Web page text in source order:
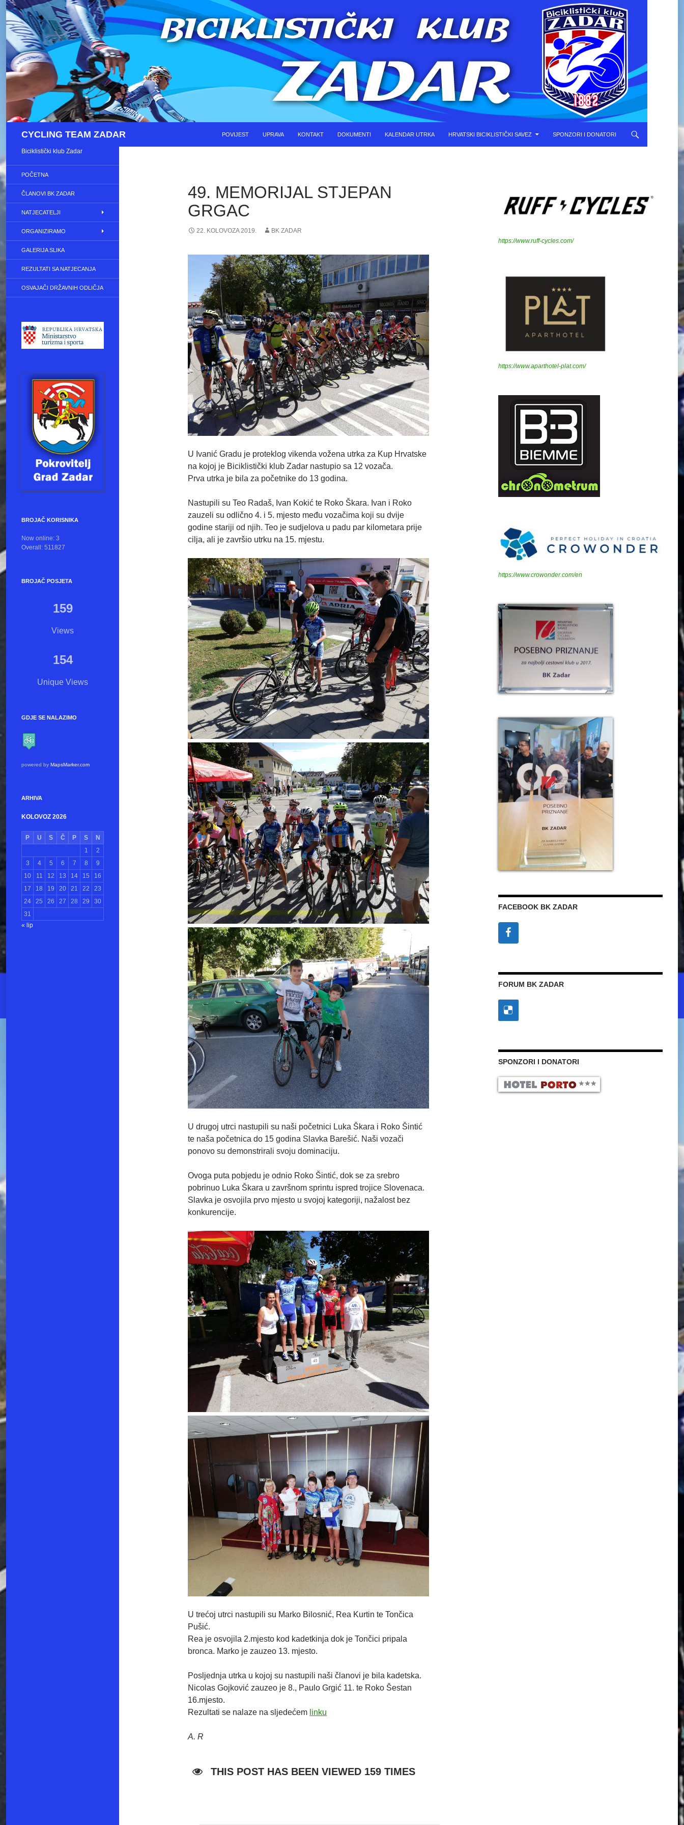
CYCLING TEAM ZADAR
POVIJEST
UPRAVA KONTAKT DOKUMENTI KALENDAR UTRKA HRVATSKI BICIKLISTIČKI SAVEZ SPONZORI I DONATORI
49. MEMORIJAL STJEPAN
GRGAC
22. KOLOVOZA 2019. BK ZADAR
U Ivanić Gradu je proteklog vikenda vožena utrka za Kup Hrvatske
na kojoj je Biciklistički klub Zadar nastupio sa 12 vozača.
Prva utrka je bila za početnike do 13 godina.
Nastupili su Teo Radaš, Ivan Kokić te Roko Škara. Ivan i Roko
zauzeli su odlično 4. i 5. mjesto među vozačima koji su dvije
godine stariji od njih. Teo je sudjelova u padu par kilometara prije
cilja, ali je završio utrku na 15. mjestu.
U drugoj utrci nastupili su naši početnici Luka Škara i Roko Šintić
te naša početnica do 15 godina Slavka Barešić. Naši vozači
ponovo su demonstrirali svoju dominaciju.
Ovoga puta pobjedu je odnio Roko Šintić, dok se za srebro
pobrinuo Luka Škara u završnom sprintu ispred trojice Slovenaca.
Slavka je osvojila prvo mjesto u svojoj kategoriji, nažalost bez
konkurencije.
U trećoj utrci nastupili su Marko Bilosnić, Rea Kurtin te Tončica
Pušić.
Rea je osvojila 2.mjesto kod kadetkinja dok je Tončici pripala
bronca. Marko je zauzeo 13. mjesto.
Posljednja utrka u kojoj su nastupili naši članovi je bila kadetska.
Nicolas Gojković zauzeo je 8., Paulo Grgić 11. te Roko Šestan
16.mjesto.
Rezultati se nalaze na sljedećem linku
A. R
THIS POST HAS BEEN VIEWED 159 TIMES
https://www.ruff-cycles.com/
https://www.aparthotel-plat.com/
https://www.crowonder.com/en
FACEBOOK BK ZADAR
FORUM BK ZADAR
SPONZORI I DONATORI
Biciklistički klub Zadar
POČETNA
ČLANOVI BK ZADAR
NATJECATELJI
ORGANIZIRAMO
GALERIJA SLIKA
REZULTATI SA NATJECANJA
OSVAJAČI DRŽAVNIH ODLIČJA
BROJAČ KORISNIKA
Now online: 3
Overall: 511827
BROJAČ POSJETA
159
Views
154
Unique Views
GDJE SE NALAZIMO
powered by MapsMarker.com
ARHIVA
KOLOVOZ 2026
P U S Č P S
N
1
2
3
4 5 6 7 8
9
10
11 12 13 14 15
16
17
18 19 20 21 22
23
24
25 26 27 28 29
30
31
« lip